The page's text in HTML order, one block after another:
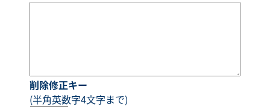
削除修正キー
(半角英数字4文字まで)